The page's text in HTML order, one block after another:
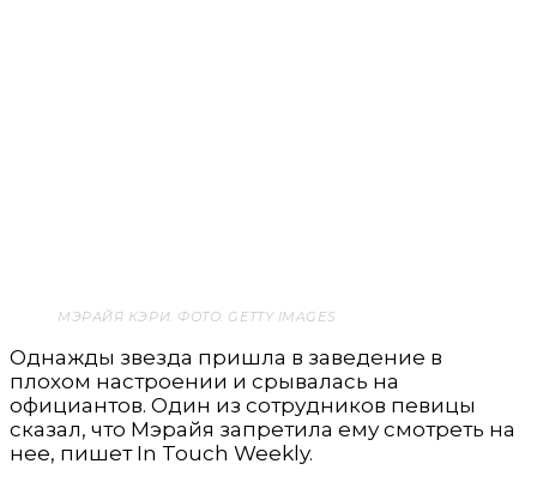
МЭРАЙЯ КЭРИ. ФОТО: GETTY IMAGES
Однажды звезда пришла в заведение в
плохом настроении и срывалась на
официантов. Один из сотрудников певицы
сказал, что Мэрайя запретила ему смотреть на
нее, пишет In Touch Weekly.